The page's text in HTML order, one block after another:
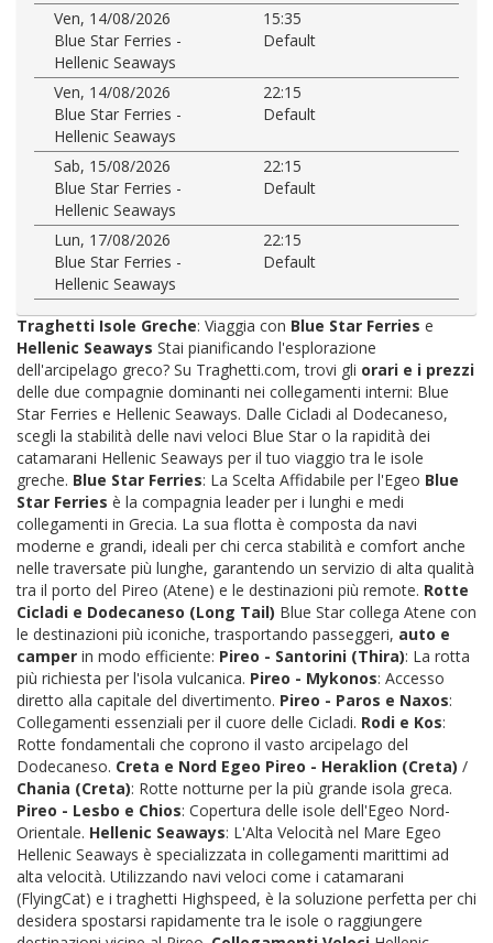
Ven, 14/08/2026
15:35
Blue Star Ferries -
Hellenic Seaways
Default
Ven, 14/08/2026
22:15
Blue Star Ferries -
Hellenic Seaways
Default
Sab, 15/08/2026
22:15
Blue Star Ferries -
Hellenic Seaways
Default
Lun, 17/08/2026
22:15
Blue Star Ferries -
Hellenic Seaways
Default
Traghetti Isole Greche: Viaggia con Blue Star Ferries e
Hellenic Seaways Stai pianificando l'esplorazione
dell'arcipelago greco? Su Traghetti.com, trovi gli orari e i prezzi
delle due compagnie dominanti nei collegamenti interni: Blue
Star Ferries e Hellenic Seaways. Dalle Cicladi al Dodecaneso,
scegli la stabilità delle navi veloci Blue Star o la rapidità dei
catamarani Hellenic Seaways per il tuo viaggio tra le isole
greche. Blue Star Ferries: La Scelta Affidabile per l'Egeo Blue
Star Ferries è la compagnia leader per i lunghi e medi
collegamenti in Grecia. La sua flotta è composta da navi
moderne e grandi, ideali per chi cerca stabilità e comfort anche
nelle traversate più lunghe, garantendo un servizio di alta qualità
tra il porto del Pireo (Atene) e le destinazioni più remote. Rotte
Cicladi e Dodecaneso (Long Tail) Blue Star collega Atene con
le destinazioni più iconiche, trasportando passeggeri, auto e
camper in modo efficiente: Pireo - Santorini (Thira): La rotta
più richiesta per l'isola vulcanica. Pireo - Mykonos: Accesso
diretto alla capitale del divertimento. Pireo - Paros e Naxos:
Collegamenti essenziali per il cuore delle Cicladi. Rodi e Kos:
Rotte fondamentali che coprono il vasto arcipelago del
Dodecaneso. Creta e Nord Egeo Pireo - Heraklion (Creta) /
Chania (Creta): Rotte notturne per la più grande isola greca.
Pireo - Lesbo e Chios: Copertura delle isole dell'Egeo Nord-
Orientale. Hellenic Seaways: L'Alta Velocità nel Mare Egeo
Hellenic Seaways è specializzata in collegamenti marittimi ad
alta velocità. Utilizzando navi veloci come i catamarani
(FlyingCat) e i traghetti Highspeed, è la soluzione perfetta per chi
desidera spostarsi rapidamente tra le isole o raggiungere